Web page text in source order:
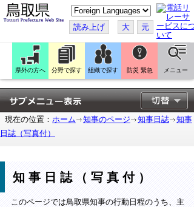
こ
の
ペ
ー
ジ
翻
訳
す
る
読み上げ 大 元
県外の方へ 分野で探す 組織で探す 防災 緊急 メニュー
現在の位置： ホーム 知事のページ 知事日誌
知事
日誌（写真付）
知事日誌（写真付）
このページでは鳥取県知事の行動日程のうち、主